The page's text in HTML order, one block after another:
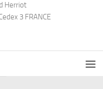
Herriot
3 FRANCE